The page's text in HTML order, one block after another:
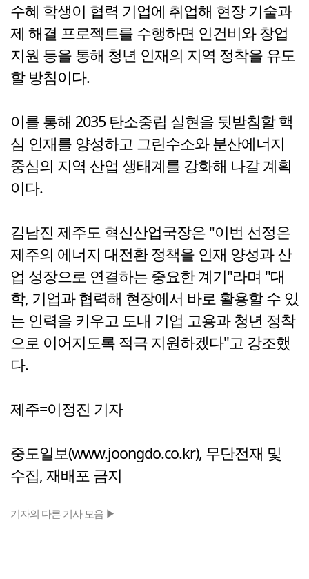
수혜 학생이 협력 기업에 취업해 현장 기술과
제 해결 프로젝트를 수행하면 인건비와 창업
지원 등을 통해 청년 인재의 지역 정착을 유도
할 방침이다.
이를 통해 2035 탄소중립 실현을 뒷받침할 핵
심 인재를 양성하고 그린수소와 분산에너지
중심의 지역 산업 생태계를 강화해 나갈 계획
이다.
김남진 제주도 혁신산업국장은 "이번 선정은
제주의 에너지 대전환 정책을 인재 양성과 산
업 성장으로 연결하는 중요한 계기"라며 "대
학, 기업과 협력해 현장에서 바로 활용할 수 있
는 인력을 키우고 도내 기업 고용과 청년 정착
으로 이어지도록 적극 지원하겠다"고 강조했
다.
제주=이정진 기자
중도일보(www.joongdo.co.kr), 무단전재 및
수집, 재배포 금지
기자의 다른 기사 모음 ▶